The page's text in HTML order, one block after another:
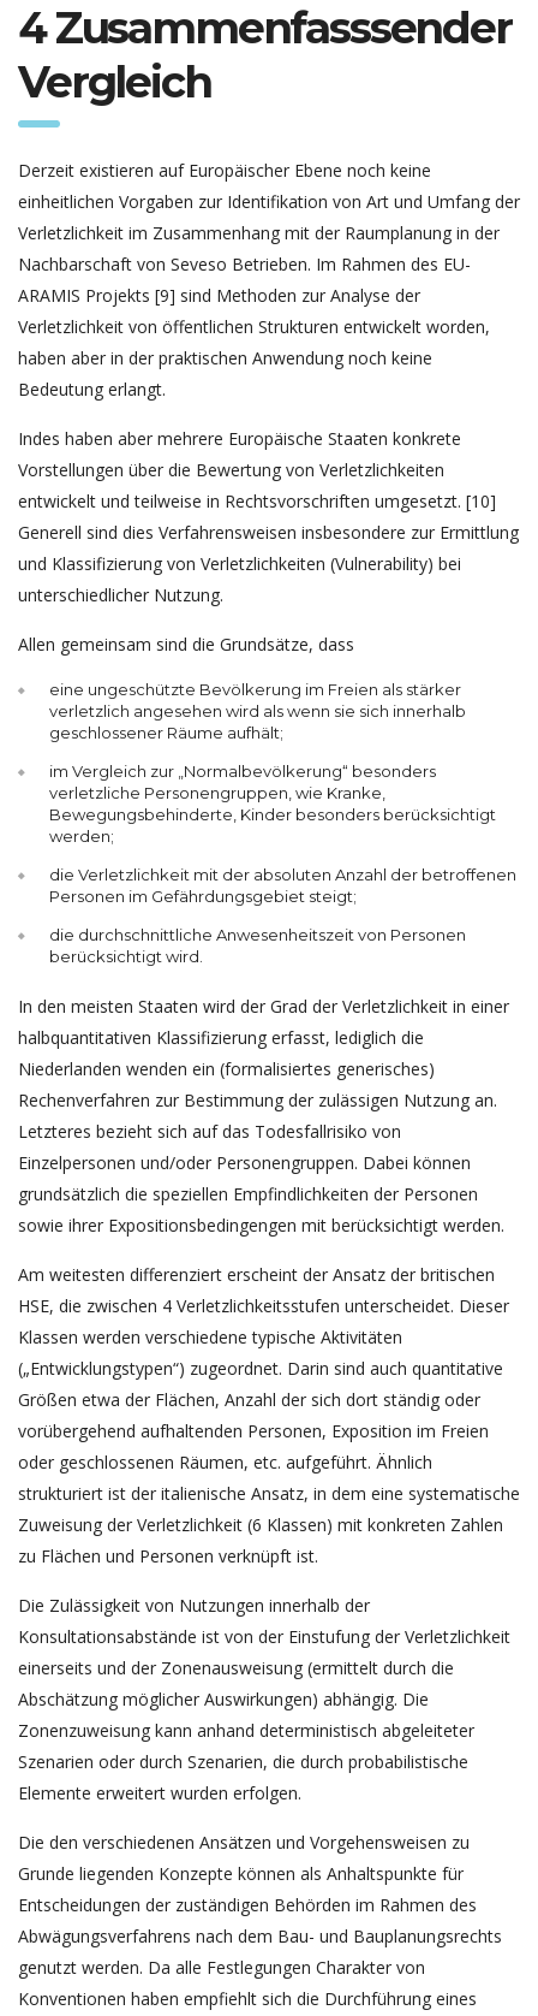
4 Zusammenfasssender
Vergleich
Derzeit existieren auf Europäischer Ebene noch keine
einheitlichen Vorgaben zur Identifikation von Art und Umfang der
Verletzlichkeit im Zusammenhang mit der Raumplanung in der
Nachbarschaft von Seveso Betrieben. Im Rahmen des EU-
ARAMIS Projekts [9] sind Methoden zur Analyse der
Verletzlichkeit von öffentlichen Strukturen entwickelt worden,
haben aber in der praktischen Anwendung noch keine
Bedeutung erlangt.
Indes haben aber mehrere Europäische Staaten konkrete
Vorstellungen über die Bewertung von Verletzlichkeiten
entwickelt und teilweise in Rechtsvorschriften umgesetzt. [10]
Generell sind dies Verfahrensweisen insbesondere zur Ermittlung
und Klassifizierung von Verletzlichkeiten (Vulnerability) bei
unterschiedlicher Nutzung.
Allen gemeinsam sind die Grundsätze, dass
eine ungeschützte Bevölkerung im Freien als stärker
verletzlich angesehen wird als wenn sie sich innerhalb
geschlossener Räume aufhält;
im Vergleich zur „Normalbevölkerung“ besonders
verletzliche Personengruppen, wie Kranke,
Bewegungsbehinderte, Kinder besonders berücksichtigt
werden;
die Verletzlichkeit mit der absoluten Anzahl der betroffenen
Personen im Gefährdungsgebiet steigt;
die durchschnittliche Anwesenheitszeit von Personen
berücksichtigt wird.
In den meisten Staaten wird der Grad der Verletzlichkeit in einer
halbquantitativen Klassifizierung erfasst, lediglich die
Niederlanden wenden ein (formalisiertes generisches)
Rechenverfahren zur Bestimmung der zulässigen Nutzung an.
Letzteres bezieht sich auf das Todesfallrisiko von
Einzelpersonen und/oder Personengruppen. Dabei können
grundsätzlich die speziellen Empfindlichkeiten der Personen
sowie ihrer Expositionsbedingengen mit berücksichtigt werden.
Am weitesten differenziert erscheint der Ansatz der britischen
HSE, die zwischen 4 Verletzlichkeitsstufen unterscheidet. Dieser
Klassen werden verschiedene typische Aktivitäten
(„Entwicklungstypen“) zugeordnet. Darin sind auch quantitative
Größen etwa der Flächen, Anzahl der sich dort ständig oder
vorübergehend aufhaltenden Personen, Exposition im Freien
oder geschlossenen Räumen, etc. aufgeführt. Ähnlich
strukturiert ist der italienische Ansatz, in dem eine systematische
Zuweisung der Verletzlichkeit (6 Klassen) mit konkreten Zahlen
zu Flächen und Personen verknüpft ist.
Die Zulässigkeit von Nutzungen innerhalb der
Konsultationsabstände ist von der Einstufung der Verletzlichkeit
einerseits und der Zonenausweisung (ermittelt durch die
Abschätzung möglicher Auswirkungen) abhängig. Die
Zonenzuweisung kann anhand deterministisch abgeleiteter
Szenarien oder durch Szenarien, die durch probabilistische
Elemente erweitert wurden erfolgen.
Die den verschiedenen Ansätzen und Vorgehensweisen zu
Grunde liegenden Konzepte können als Anhaltspunkte für
Entscheidungen der zuständigen Behörden im Rahmen des
Abwägungsverfahrens nach dem Bau- und Bauplanungsrechts
genutzt werden. Da alle Festlegungen Charakter von
Konventionen haben empfiehlt sich die Durchführung eines